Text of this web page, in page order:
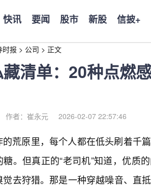
快讯 要闻 股市 新股 信披+
时报 > 公司 > 正文
清单：20种点燃
作者：崔永元 2026-02-07 22:57:46
荒原里，每个人都在低头刷着千
。但真正的“老司机”知道，优质
去狩猎。那是一种穿越噪音、直